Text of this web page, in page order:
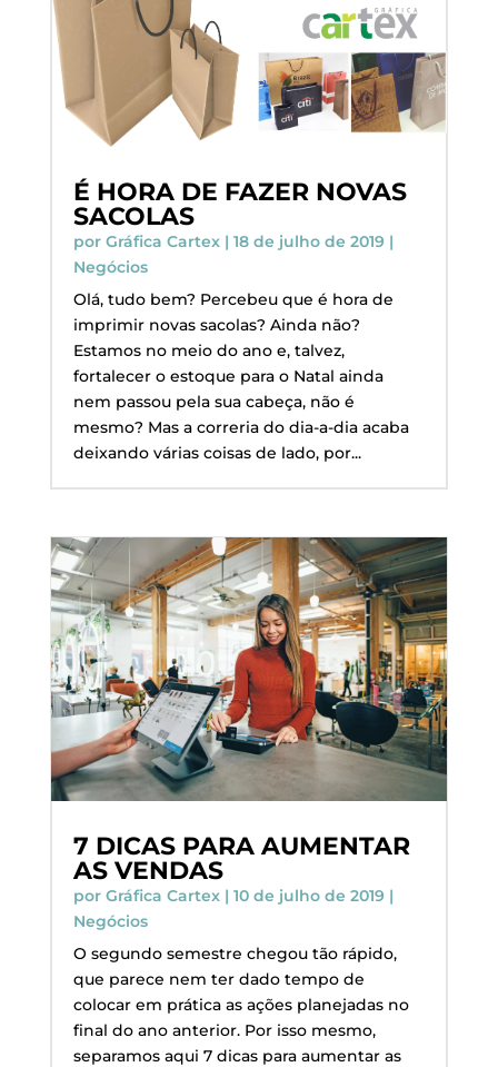
É HORA DE FAZER NOVAS
SACOLAS
por Gráfica Cartex| 18 de julho de 2019 |
Negócios
Olá, tudo bem? Percebeu que é hora de
imprimir novas sacolas? Ainda não?
Estamos no meio do ano e, talvez,
fortalecer o estoque para o Natal ainda
nem passou pela sua cabeça, não é
mesmo? Mas a correria do dia-a-dia acaba
deixando várias coisas de lado, por...
7 DICAS PARA AUMENTAR
AS VENDAS
por Gráfica Cartex| 10 de julho de 2019 |
Negócios
O segundo semestre chegou tão rápido,
que parece nem ter dado tempo de
colocar em prática as ações planejadas no
final do ano anterior. Por isso mesmo,
separamos aqui 7 dicas para aumentar as